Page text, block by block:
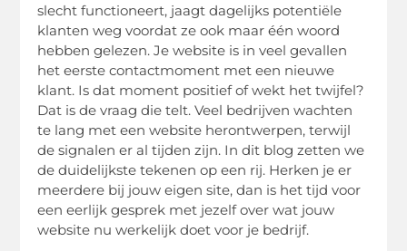
slecht functioneert, jaagt dagelijks potentiële
klanten weg voordat ze ook maar één woord
hebben gelezen. Je website is in veel gevallen
het eerste contactmoment met een nieuwe
klant. Is dat moment positief of wekt het twijfel?
Dat is de vraag die telt. Veel bedrijven wachten
te lang met een website herontwerpen, terwijl
de signalen er al tijden zijn. In dit blog zetten we
de duidelijkste tekenen op een rij. Herken je er
meerdere bij jouw eigen site, dan is het tijd voor
een eerlijk gesprek met jezelf over wat jouw
website nu werkelijk doet voor je bedrijf.